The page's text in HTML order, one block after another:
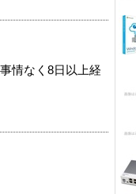
情なく8日以上経